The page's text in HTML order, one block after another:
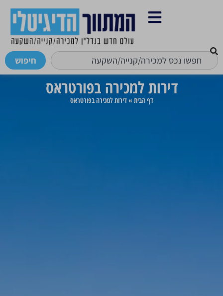
חיפוש
דירות למכירה בפורטראס
דף הבית »דירות למכירה בפורטראס